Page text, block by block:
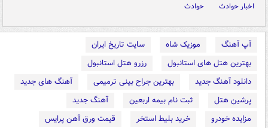
اخبار حوادث
حوادث
آپ آهنگ موزیک شاه
سایت تاریخ ایران
بهترین هتل های استانبول
رزرو هتل استانبول
دانلود آهنگ جدید
بهترین جراح بینی ترمیمی
آهنگ های جدید
پرشین هتل
ثبت نام بیمه اربعین
آهنگ جدید
مزایده خودرو
خرید بلیط استخر
قیمت ورق آهن پرایس